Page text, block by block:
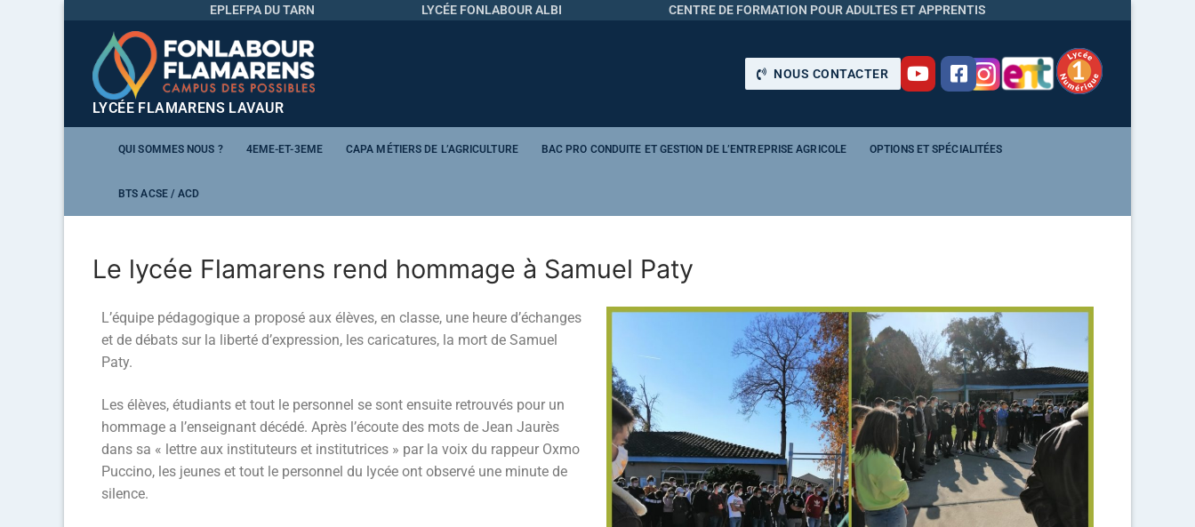
EPLEFPA DU TARN LYCÉE FONLABOUR ALBI CENTRE DE FORMATION POUR ADULTES ET APPRENTIS
LYCÉE FLAMARENS LAVAUR
NOUS CONTACTER
QUI SOMMES NOUS ? 4EME-ET-3EME CAPA MÉTIERS DE L’AGRICULTURE BAC PRO CONDUITE ET GESTION DE L’ENTREPRISE AGRICOLE OPTIONS ET SPÉCIALITÉES
BTS ACSE / ACD
Le lycée Flamarens rend hommage à Samuel Paty
L’équipe pédagogique a proposé aux élèves, en classe, une heure d’échanges
et de débats sur la liberté d’expression, les caricatures, la mort de Samuel
Paty.
Les élèves, étudiants et tout le personnel se sont ensuite retrouvés pour un
hommage a l’enseignant décédé. Après l’écoute des mots de Jean Jaurès
dans sa « lettre aux instituteurs et institutrices » par la voix du rappeur Oxmo
Puccino, les jeunes et tout le personnel du lycée ont observé une minute de
silence.